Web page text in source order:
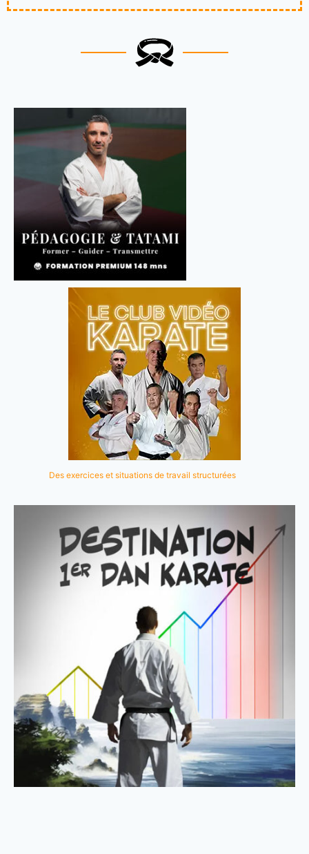
Des exercices et situations de travail structurées